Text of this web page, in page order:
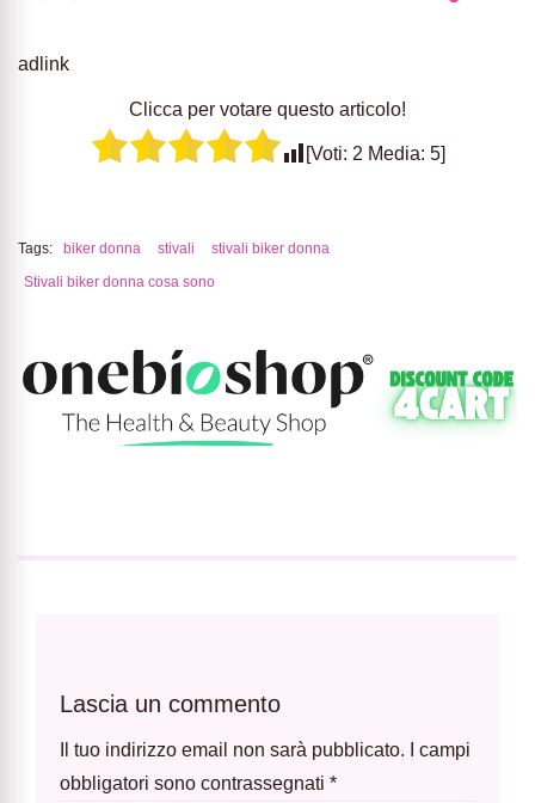
adlink
Clicca per votare questo articolo!
[Voti: 2 Media: 5]
Tags: biker donna stivali stivali biker donna
Stivali biker donna cosa sono
Lascia un commento
Il tuo indirizzo email non sarà pubblicato.
I campi
obbligatori sono contrassegnati *